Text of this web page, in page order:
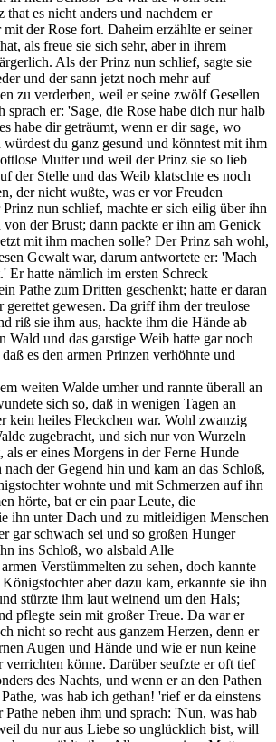
that es nicht anders und nachdem er
mit der Rose fort. Daheim erzählte er seiner
als freue sie sich sehr, aber in ihrem
Als der Prinz nun schlief, sagte sie
und der sann jetzt noch mehr auf
zu verderben, weil er seine zwölf Gesellen
sprach er: 'Sage, die Rose habe dich nur halb
habe dir geträumt, wenn er dir sage, wo
würdest du ganz gesund und könntest mit ihm
Mutter und weil der Prinz sie so lieb
der Stelle und das Weib klatschte es noch
der nicht wußte, was er vor Freuden
nun schlief, machte er sich eilig über ihn
der Brust; dann packte er ihn am Genick
mit ihm machen solle? Der Prinz sah wohl,
Gewalt war, darum antwortete er: 'Mach
Er hatte nämlich im ersten Schreck
Pathe zum Dritten geschenkt; hatte er daran
gerettet gewesen. Da griff ihm der treulose
riß sie ihm aus, hackte ihm die Hände ab
Wald und das garstige Weib hatte gar noch
es den armen Prinzen verhöhnte und
weiten Walde umher und rannte überall an
sich so, daß in wenigen Tagen an
kein heiles Fleckchen war. Wohl zwanzig
zugebracht, und sich nur von Wurzeln
als er eines Morgens in der Ferne Hunde
der Gegend hin und kam an das Schloß,
wohnte und mit Schmerzen auf ihn
hörte, bat er ein paar Leute, die
ihn unter Dach und zu mitleidigen Menschen
gar schwach sei und so großen Hunger
ins Schloß, wo alsbald Alle
Verstümmelten zu sehen, doch kannte
aber dazu kam, erkannte sie ihn
stürzte ihm laut weinend um den Hals;
pflegte sein mit großer Treue. Da war er
nicht so recht aus ganzem Herzen, denn er
Augen und Hände und wie er nun keine
verrichten könne. Darüber seufzte er oft tief
des Nachts, und wenn er an den Pathen
was hab ich gethan! 'rief er da einstens
Pathe neben ihm und sprach: 'Nun, was hab
du nur aus Liebe so unglücklich bist, will